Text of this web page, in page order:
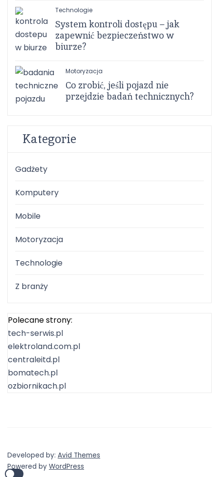
Technologie
System kontroli dostępu – jak
zapewnić bezpieczeństwo w
biurze?
Motoryzacja
Co zrobić, jeśli pojazd nie
przejdzie badań technicznych?
Kategorie
Gadżety
Komputery
Mobile
Motoryzacja
Technologie
Z branży
Polecane strony:
tech-serwis.pl
elektroland.com.pl
centraleitd.pl
bomatech.pl
ozbiornikach.pl
Developed by: Avid Themes
Powered by WordPress